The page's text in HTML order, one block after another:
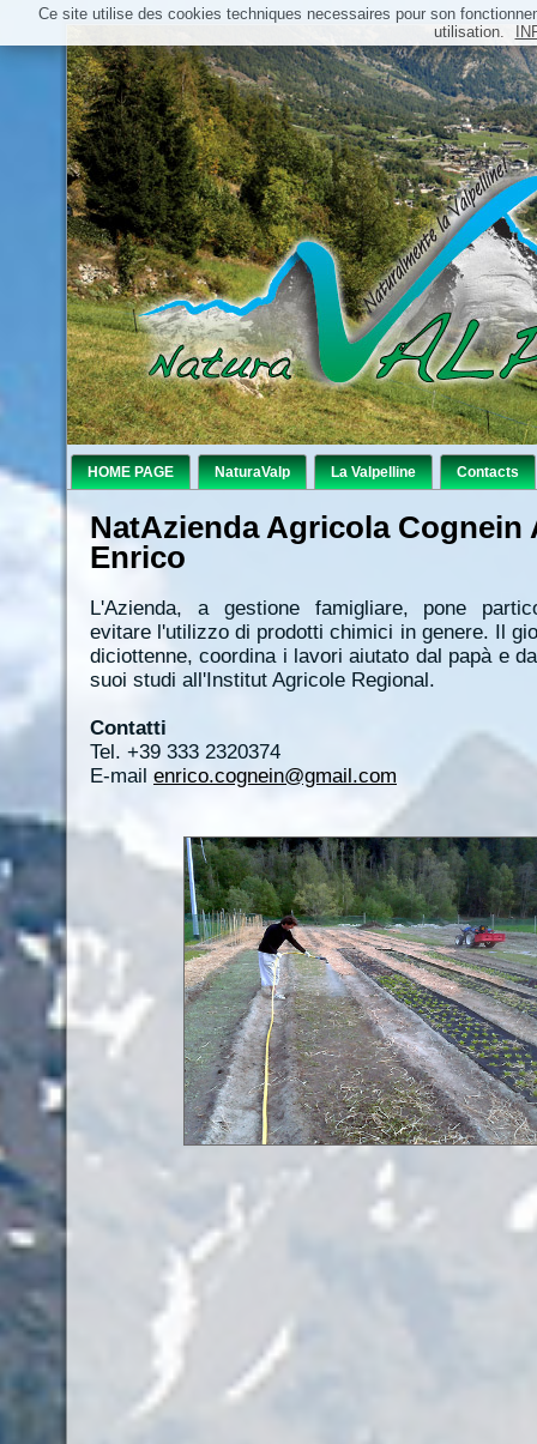
HOME PAGE NaturaValp La Valpelline Contacts
NatAzienda Agricola Cognein
Enrico
L'Azienda, a gestione famigliare, pone
evitare l'utilizzo di prodotti chimici in genere. Il
diciottenne, coordina i lavori aiutato dal papà e
suoi studi all'Institut Agricole Regional.
Contatti
Tel. +39 333 2320374
E-mail enrico.cognein@gmail.com
Ce site utilise des cookies techniques necessaires pour son
utilisation.